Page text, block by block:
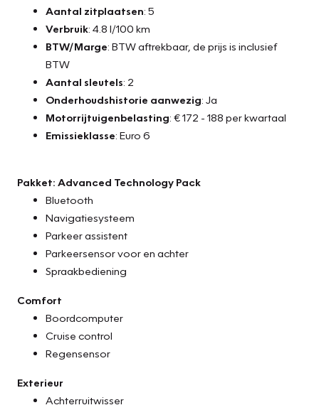
24 maanden Bovag garantie (incl 21% BTW) - €1595,-
- Algehele Technische Inspectie
- Vloeistoffen controle
- NAP teller rapport
- Tenaamstelling voertuig
- Minimaal 10 maanden apk
- Bovag afleverbeurt
- Aircoservice beurt
- Nieuwe accu
- 24 maanden Bovag garantie op motor en versnellingsbak
of 30.000 km, (reparatie en onderhoud werkzaamheden uit
te voeren bij Vakgarage Verheul)
Aantal zitplaatsen: 5
Verbruik: 4.8 l/100 km
BTW/Marge: BTW aftrekbaar, de prijs is inclusief
BTW
Aantal sleutels: 2
Onderhoudshistorie aanwezig: Ja
Motorrijtuigenbelasting: € 172 - 188 per kwartaal
Emissieklasse: Euro 6
Pakket: Advanced Technology Pack
Bluetooth
Navigatiesysteem
Parkeer assistent
Parkeersensor voor en achter
Spraakbediening
Comfort
Boordcomputer
Cruise control
Regensensor
Exterieur
Achterruitwisser